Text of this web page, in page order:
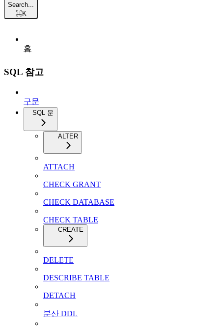
Search...
⌘K
홈
SQL 참고
구문
SQL 문
ALTER
ATTACH
CHECK GRANT
CHECK DATABASE
CHECK TABLE
CREATE
DELETE
DESCRIBE TABLE
DETACH
분산 DDL